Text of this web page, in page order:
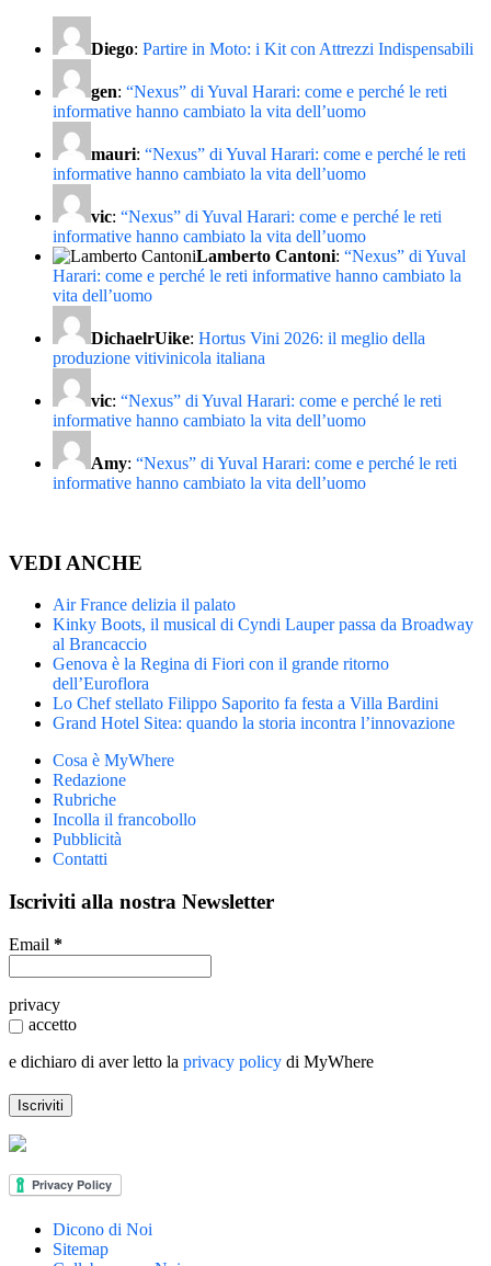
Diego: Partire in Moto: i Kit con Attrezzi Indispensabili
gen: “Nexus” di Yuval Harari: come e perché le reti
informative hanno cambiato la vita dell’uomo
mauri: “Nexus” di Yuval Harari: come e perché le reti
informative hanno cambiato la vita dell’uomo
vic: “Nexus” di Yuval Harari: come e perché le reti
informative hanno cambiato la vita dell’uomo
Lamberto Cantoni: “Nexus” di Yuval
Harari: come e perché le reti informative hanno cambiato la
vita dell’uomo
DichaelrUike: Hortus Vini 2026: il meglio della
produzione vitivinicola italiana
vic: “Nexus” di Yuval Harari: come e perché le reti
informative hanno cambiato la vita dell’uomo
Amy: “Nexus” di Yuval Harari: come e perché le reti
informative hanno cambiato la vita dell’uomo
VEDI ANCHE
Air France delizia il palato
Kinky Boots, il musical di Cyndi Lauper passa da Broadway
al Brancaccio
Genova è la Regina di Fiori con il grande ritorno
dell’Euroflora
Lo Chef stellato Filippo Saporito fa festa a Villa Bardini
Grand Hotel Sitea: quando la storia incontra l’innovazione
Cosa è MyWhere
Redazione
Rubriche
Incolla il francobollo
Pubblicità
Contatti
Iscriviti alla nostra Newsletter
Email *
privacy
accetto
e dichiaro di aver letto la privacy policy di MyWhere
Dicono di Noi
Sitemap